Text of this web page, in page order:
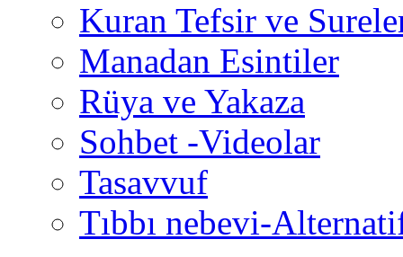
Kuran Tefsir ve
Manadan Esintiler
Rüya ve Yakaza
Sohbet -Videolar
Tasavvuf
Tıbbı nebevi-